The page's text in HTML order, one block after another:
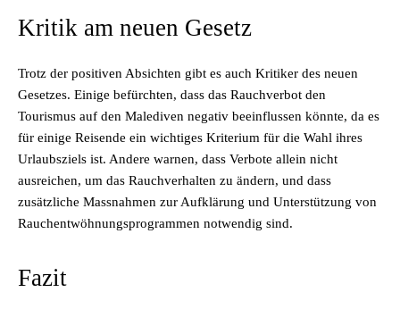
Kritik am neuen Gesetz
Trotz der positiven Absichten gibt es auch Kritiker des neuen
Gesetzes. Einige befürchten, dass das Rauchverbot den
Tourismus auf den Malediven negativ beeinflussen könnte, da es
für einige Reisende ein wichtiges Kriterium für die Wahl ihres
Urlaubsziels ist. Andere warnen, dass Verbote allein nicht
ausreichen, um das Rauchverhalten zu ändern, und dass
zusätzliche Massnahmen zur Aufklärung und Unterstützung von
Rauchentwöhnungsprogrammen notwendig sind.
Fazit